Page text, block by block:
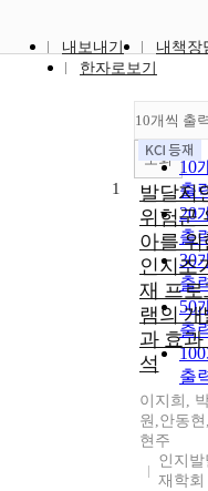
내보내기
내책장
한자로보기
10개씩 출
10
출
20
출
30
출
50
출
출
조회
1
발달지
위험군
아를 위
인지조
재 프로
램의 개
과 효과
석
이지희,
원,안동
현주
인지
재학회